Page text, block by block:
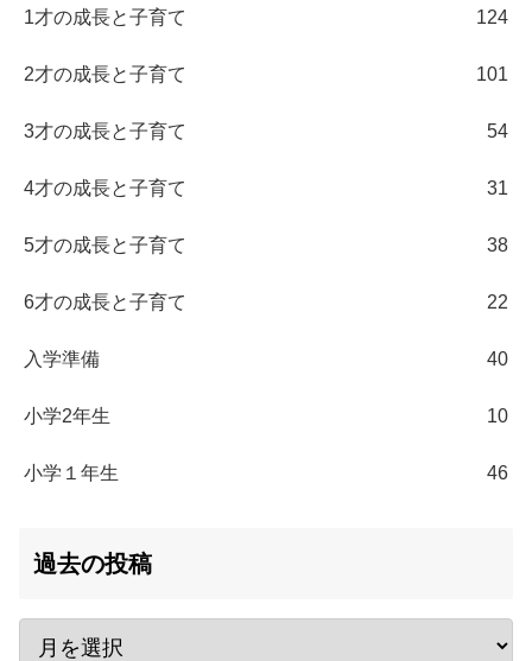
1才の成長と子育て 124
2才の成長と子育て 101
3才の成長と子育て 54
4才の成長と子育て 31
5才の成長と子育て 38
6才の成長と子育て 22
入学準備 40
小学2年生 10
小学１年生 46
過去の投稿